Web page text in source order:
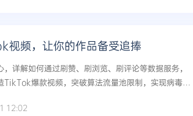
视频，让你的作品备受追捧
详解如何通过刷赞、刷浏览、刷评论等数据服务，
TikTok爆款视频，突破算法流量池限制，实现病毒式
12:02